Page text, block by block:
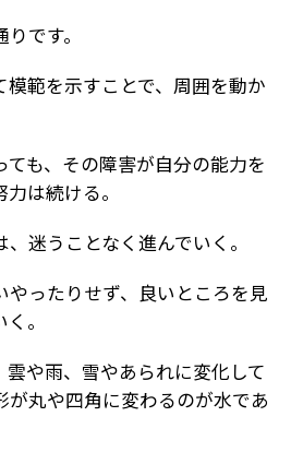
です。
模範を示すことで、周囲を動か
ても、その障害が自分の能力を
は続ける。
迷うことなく進んでいく。
やったりせず、良いところを見
。
雲や雨、雪やあられに変化して
が丸や四角に変わるのが水であ